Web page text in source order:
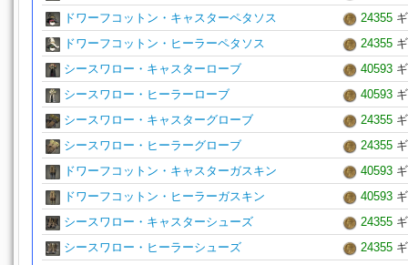
ドワーフコットン・キャスターペタソス
24355
ドワーフコットン・ヒーラーペタソス
24355
シースワロー・キャスターローブ
40593
シースワロー・ヒーラーローブ
40593
シースワロー・キャスターグローブ
24355
シースワロー・ヒーラーグローブ
24355
ドワーフコットン・キャスターガスキン
40593
ドワーフコットン・ヒーラーガスキン
40593
シースワロー・キャスターシューズ
24355
シースワロー・ヒーラーシューズ
24355